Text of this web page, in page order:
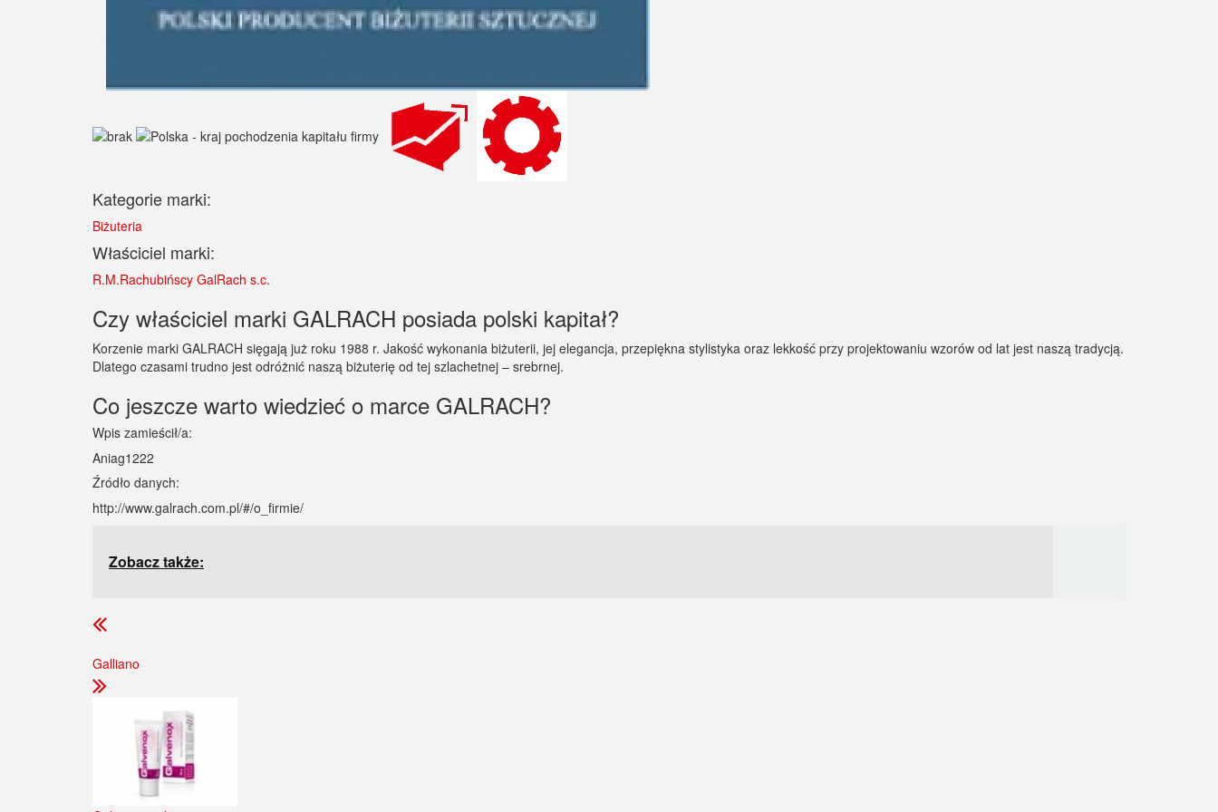
Kategorie marki:
Biżuteria
Właściciel marki:
R.M.Rachubińscy GalRach s.c.
Czy właściciel marki GALRACH posiada polski kapitał?
Korzenie marki GALRACH sięgają już roku 1988 r. Jakość wykonania biżuterii, jej elegancja, przepiękna stylistyka oraz lekkość przy projektowaniu wzorów od lat jest naszą tradycją.
Dlatego czasami trudno jest odróżnić naszą biżuterię od tej szlachetnej – srebrnej.
Co jeszcze warto wiedzieć o marce GALRACH?
Wpis zamieścił/a:
Aniag1222
Źródło danych:
http://www.galrach.com.pl/#/o_firmie/
Zobacz także:
Galliano